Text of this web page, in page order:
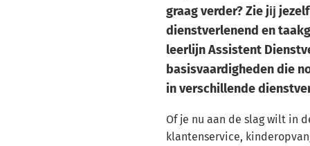
graag verder? Zie jĳ
dienstverlenend en
leerlijn Assistent
basisvaardigheden die
in verschillende
Of je nu aan de slag wilt in
klantenservice,